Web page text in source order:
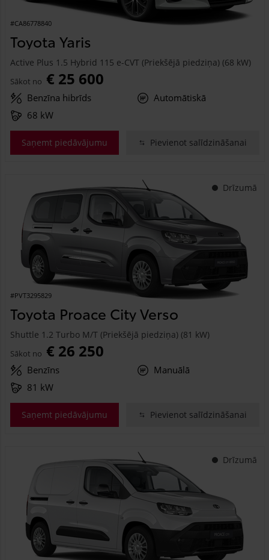
#CA86778840
Toyota Yaris
Active Plus 1.5 Hybrid 115 e-CVT (Priekšējā piedziņa) (68 kW)
Sākot no € 25 600
Benzīna hibrīds
Automātiskā
68 kW
Saņemt piedāvājumu Pievienot salīdzināšanai
Drīzumā
#PVT3295829
Toyota Proace City Verso
Shuttle 1.2 Turbo M/T (Priekšējā piedziņa) (81 kW)
Sākot no € 26 250
Benzīns
Manuālā
81 kW
Saņemt piedāvājumu Pievienot salīdzināšanai
Drīzumā